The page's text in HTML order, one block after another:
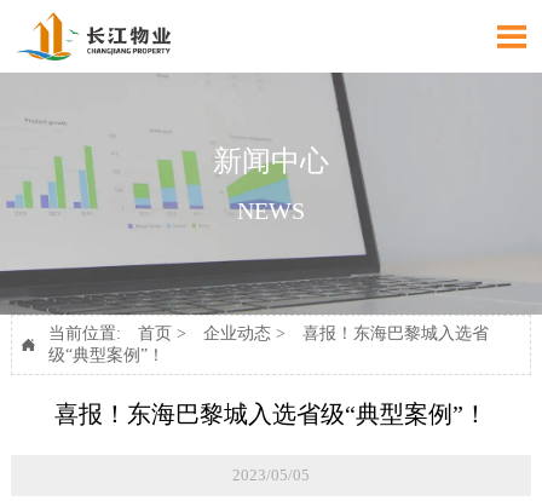

新闻中心
NEWS

当前位置: 首页 > 企业动态>
喜报！东海巴黎城入选省
级“典型案例”！
喜报！东海巴黎城入选省级“典型案例”！
2023/05/05